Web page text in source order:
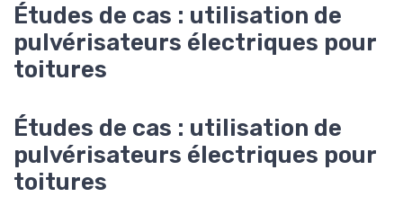
Études de cas : utilisation de
pulvérisateurs électriques pour
toitures
Études de cas : utilisation de
pulvérisateurs électriques pour
toitures